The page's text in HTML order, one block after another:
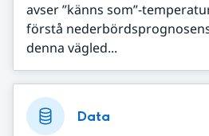
avser ”känns som”-
förstå
denna vägled...
Data